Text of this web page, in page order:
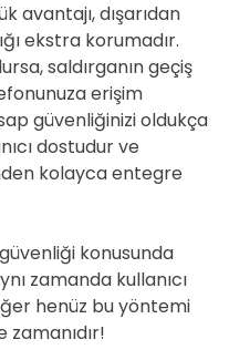
avantajı, dışarıdan
ekstra korumadır.
saldırganın geçiş
erişim
güvenliğinizi oldukça
dostudur ve
kolayca entegre
konusunda
zamanda kullanıcı
henüz bu yöntemi
zamanıdır!